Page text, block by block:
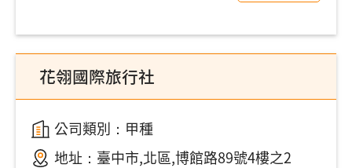
花翎國際旅行社
公司類別：甲種
地址： 臺中市,北區,博館路89號4樓之2